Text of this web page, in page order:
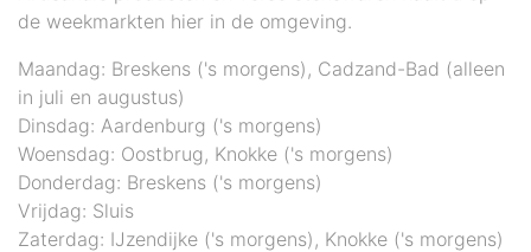
de weekmarkten hier in de omgeving.
Maandag: Breskens ('s morgens), Cadzand-Bad (alleen
in juli en augustus)
Dinsdag: Aardenburg ('s morgens)
Woensdag: Oostbrug, Knokke ('s morgens)
Donderdag: Breskens ('s morgens)
Vrijdag: Sluis
Zaterdag: IJzendijke ('s morgens), Knokke ('s morgens)